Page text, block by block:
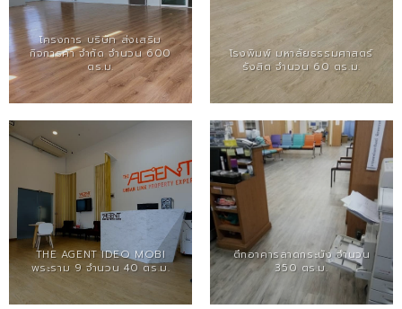
โครงการ บริษัท ส่งเสริม
กิจการค้า จำกัด จำนวน 600
ตร.ม.
โรงพิมพ์ มหาลัยธรรมศาสตร์
รังสิต จำนวน 60 ตร.ม.
THE AGENT IDEO MOBI
พระราม 9 จำนวน 40 ตร.ม.
ตึกอาคารลาดกระบัง จำนวน
350 ตร.ม.